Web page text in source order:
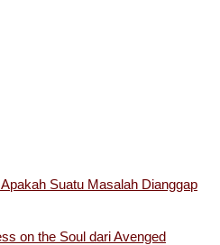
Suatu Masalah Dianggap
on the Soul dari Avenged